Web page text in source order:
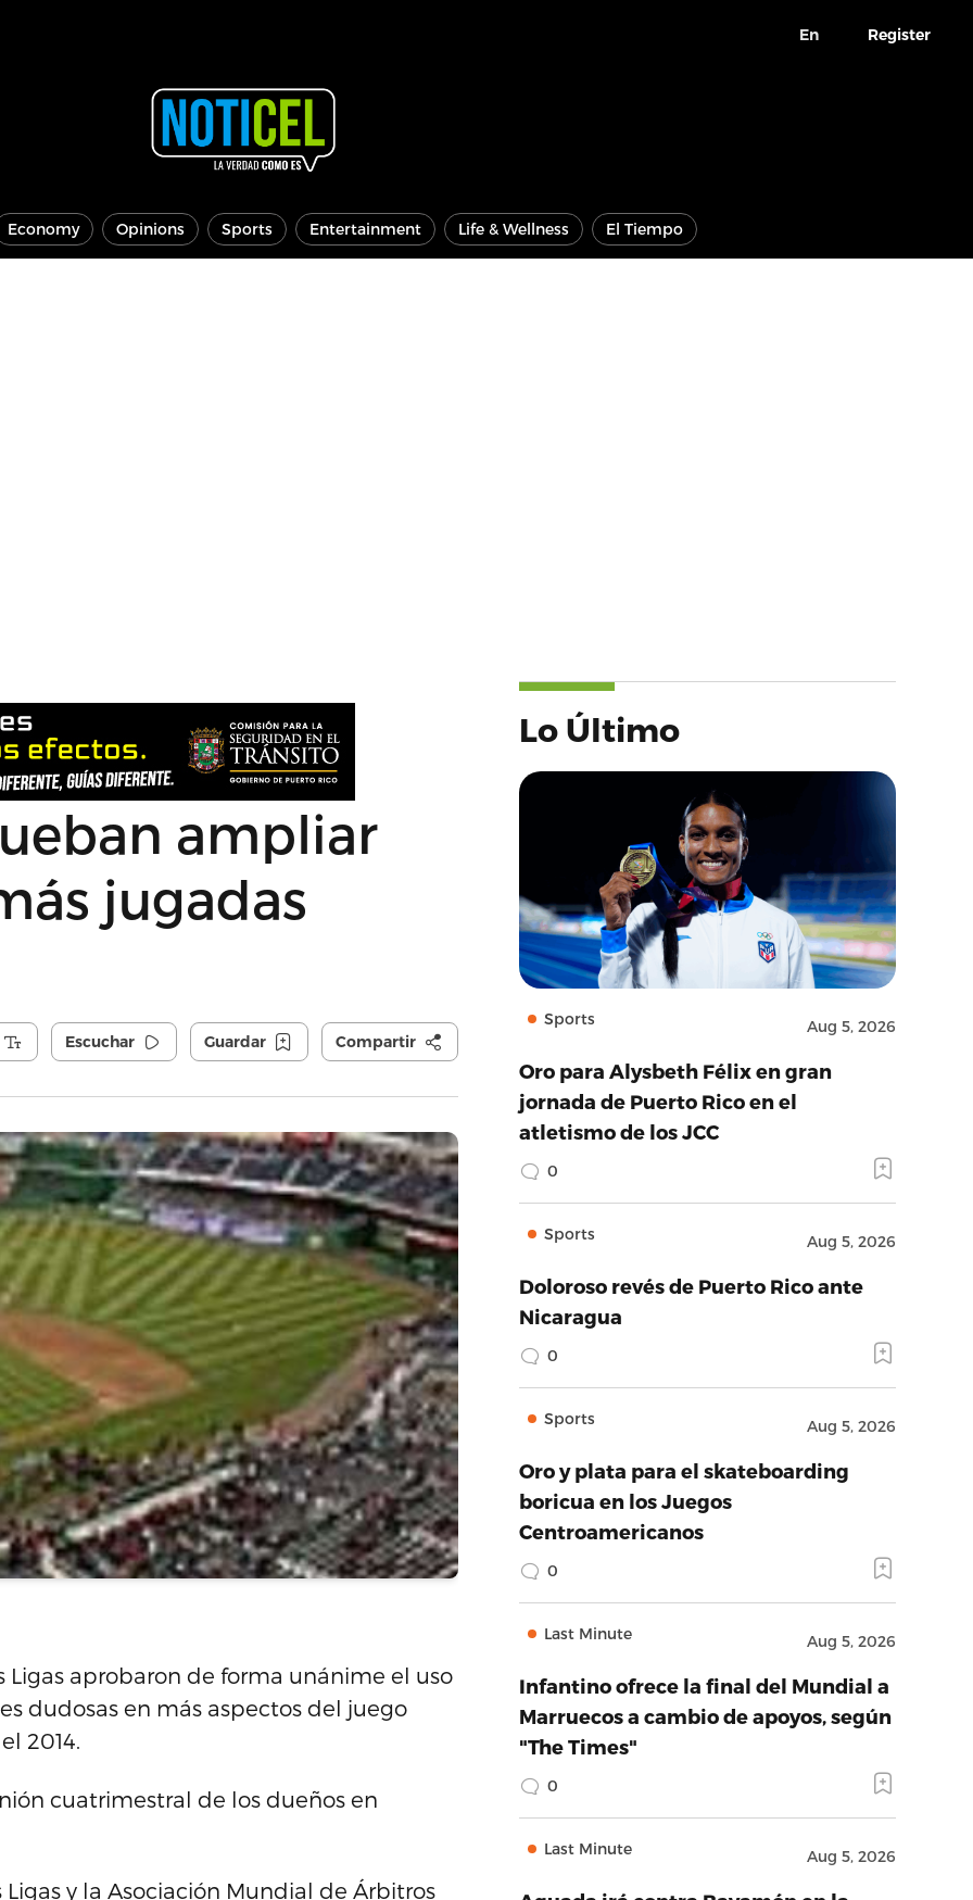
En Register
Economy Opinions Sports Entertainment Life & Wellness El Tiempo
ampliar
jugadas
Escuchar Guardar Compartir
Ligas aprobaron de forma unánime el uso
dudosas en más aspectos del juego
2014.
cuatrimestral de los dueños en
y la Asociación Mundial de Árbitros
Lo Último
Sports Aug 5, 2026
Oro para Alysbeth Félix en gran
jornada de Puerto Rico en el
atletismo de los JCC
0
Sports Aug 5, 2026
Doloroso revés de Puerto Rico ante
Nicaragua
0
Sports Aug 5, 2026
Oro y plata para el skateboarding
boricua en los Juegos
Centroamericanos
0
Last Minute Aug 5, 2026
Infantino ofrece la final del Mundial a
Marruecos a cambio de apoyos, según
"The Times"
0
Last Minute Aug 5, 2026